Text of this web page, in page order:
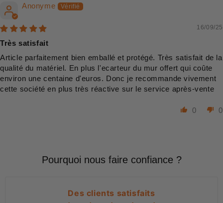
Anonyme
16/09/25
Très satisfait
Article parfaitement bien emballé et protégé. Très satisfait de la
qualité du matériel. En plus l'ecarteur du mur offert qui coûte
environ une centaine d'euros. Donc je recommande vivement
cette société en plus très réactive sur le service après-vente
0 0
Pourquoi nous faire confiance ?
Des clients satisfaits